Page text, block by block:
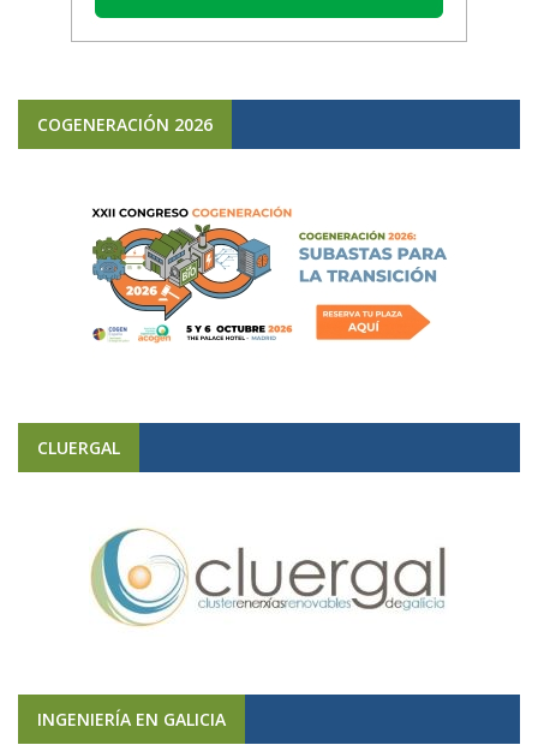
COGENERACIÓN 2026
CLUERGAL
INGENIERÍA EN GALICIA